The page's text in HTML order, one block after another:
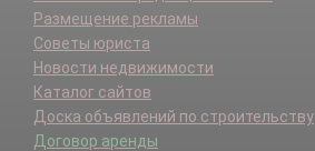
Размещение рекламы
Советы юриста
Новости недвижимости
Каталог сайтов
Доска объявлений по строительству
Договор аренды